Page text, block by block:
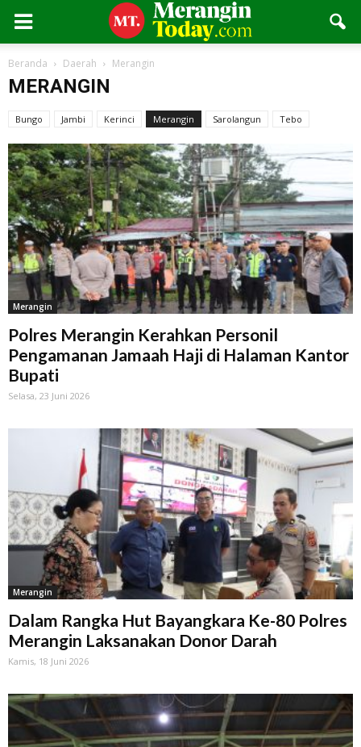
Beranda Daerah Merangin
MERANGIN
Bungo Jambi Kerinci Merangin Sarolangun Tebo
Merangin
Polres Merangin Kerahkan Personil
Pengamanan Jamaah Haji di Halaman Kantor
Bupati
Selasa, 23 Juni 2026
Merangin
Dalam Rangka Hut Bayangkara Ke-80 Polres
Merangin Laksanakan Donor Darah
Kamis, 18 Juni 2026